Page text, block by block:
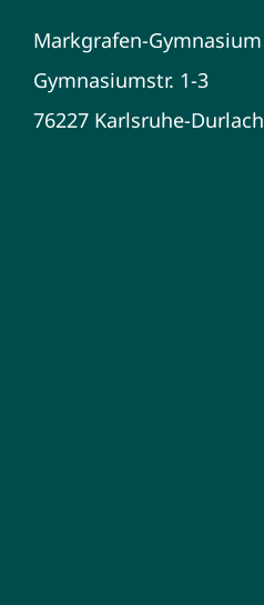
Markgrafen-Gymnasium
Gymnasiumstr. 1-3
76227 Karlsruhe-Durlach